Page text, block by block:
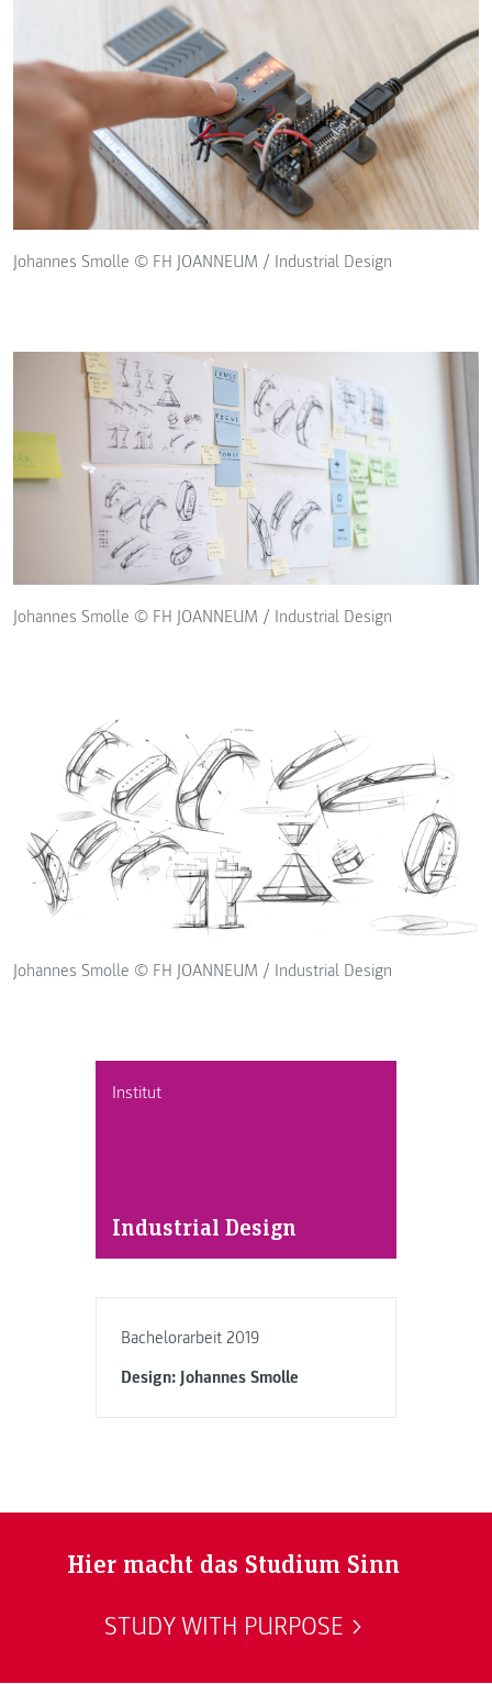
Institut
Industrial Design
Bachelorarbeit 2019
Design: Johannes Smolle
Johannes Smolle © FH JOANNEUM / Industrial Design
Johannes Smolle © FH JOANNEUM / Industrial Design
Johannes Smolle © FH JOANNEUM / Industrial Design
Hier macht das Studium Sinn
STUDY WITH PURPOSE